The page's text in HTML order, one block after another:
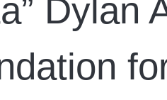
Dylan